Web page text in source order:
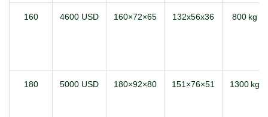
160 4600 USD 160×72×65 132x56x36 800 kg
180 5000 USD 180×92×80 151×76×51 1300 kg